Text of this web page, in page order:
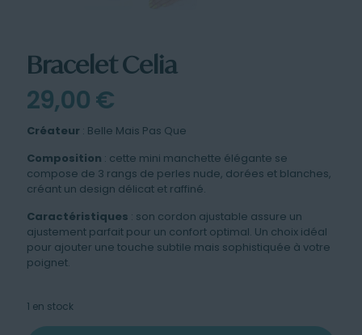
Bracelet Celia
29,00€
Créateur : Belle Mais Pas Que
Composition : cette mini manchette élégante se
compose de 3 rangs de perles nude, dorées et blanches,
créant un design délicat et raffiné.
Caractéristiques : son cordon ajustable assure un
ajustement parfait pour un confort optimal. Un choix idéal
pour ajouter une touche subtile mais sophistiquée à votre
poignet.
1 en stock